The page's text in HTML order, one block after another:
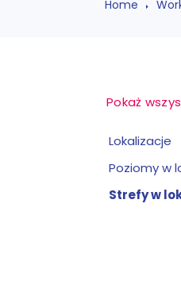
Home
Pokaż
Lokalizacje
Poziomy w
Strefy w